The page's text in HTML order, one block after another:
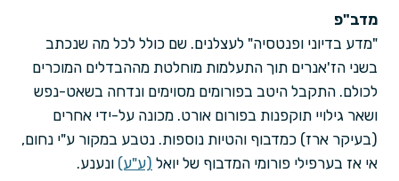
מדב"פ
"מדע בדיוני ופנטסיה" לעצלנים. שם כולל לכל מה שנכתב
בשני הז'אנרים תוך התעלמות מוחלטת מההבדלים המוכרים
לכולם. התקבל היטב בפורומים מסוימים ונדחה בשאט-נפש
ושאר גילויי תוקפנות בפורום אורט. מכונה על-ידי אחרים
(בעיקר ארז) כמדבוף והטיות נוספות. נטבע במקור ע"י נחום,
אי אז בערפילי פורומי המדבוף של יואל (ע"ע) ונענע.